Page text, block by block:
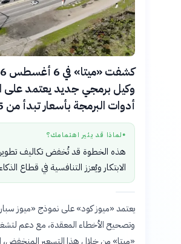
وكيل برمجي جديد يعتمد على
أدوات البرمجة بأسعار تبدأ من 1.25 دولار لكل مليون رمز إدخال.
● لماذا قد يثير اهتمامك؟
هذه الخطوة قد تُخفض تكاليف تطوير
الابتكار ويُعزز التنافسية في قطاع
وتصحيح الأخطاء المعقدة، مع دعم